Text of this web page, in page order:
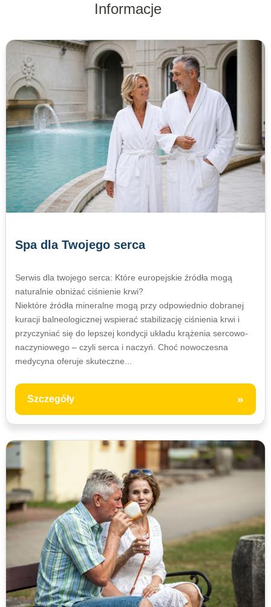
Informacje
Spa dla Twojego serca
Serwis dla twojego serca: Które europejskie źródła mogą
naturalnie obniżać ciśnienie krwi?
Niektóre źródła mineralne mogą przy odpowiednio dobranej
kuracji balneologicznej wspierać stabilizację ciśnienia krwi i
przyczyniać się do lepszej kondycji układu krążenia sercowo-
naczyniowego – czyli serca i naczyń. Choć nowoczesna
medycyna oferuje skuteczne...
Szczegóły »